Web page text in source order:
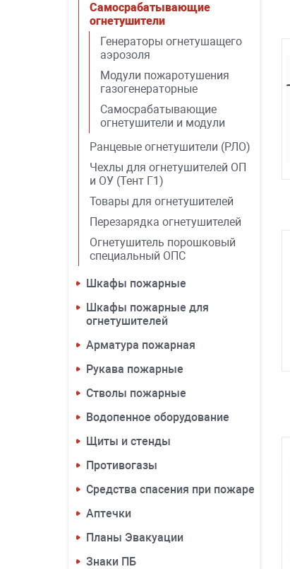
Самосрабатывающие
огнетушители
Генераторы огнетушащего
аэрозоля
Модули пожаротушения
газогенераторные
Самосрабатывающие
огнетушители и модули
Ранцевые огнетушители (РЛО)
Чехлы для огнетушителей ОП
и ОУ (Тент Г1)
Товары для огнетушителей
Перезарядка огнетушителей
Огнетушитель порошковый
специальный ОПС
Шкафы пожарные
Шкафы пожарные для
огнетушителей
Арматура пожарная
Рукава пожарные
Стволы пожарные
Водопенное оборудование
Щиты и стенды
Противогазы
Средства спасения при пожаре
Аптечки
Планы Эвакуации
Знаки ПБ